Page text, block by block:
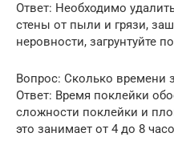
Ответ: Необходимо
стены от пыли и грязи,
неровности, загрунтуйте
Вопрос: Сколько времени
Ответ: Время поклейки
сложности поклейки и
это занимает от 4 до 8